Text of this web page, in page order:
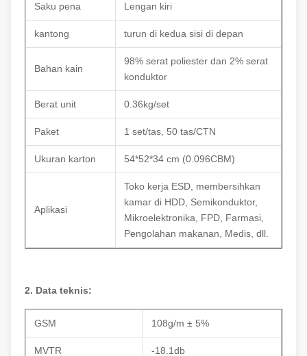
Saku pena Lengan kiri
kantong turun di kedua sisi di depan
Bahan kain
98% serat poliester dan 2% serat
konduktor
Berat unit 0.36kg/set
Paket 1 set/tas, 50 tas/CTN
Ukuran karton 54*52*34 cm (0.096CBM)
Aplikasi
Toko kerja ESD, membersihkan
kamar di HDD, Semikonduktor,
Mikroelektronika, FPD, Farmasi,
Pengolahan makanan, Medis, dll.
2. Data teknis:
GSM 108g/m ± 5%
MVTR -18.1db